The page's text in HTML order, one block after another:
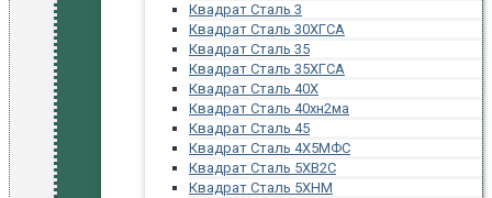
Квадрат Сталь 3
Квадрат Сталь 30ХГСА
Квадрат Сталь 35
Квадрат Сталь 35ХГСА
Квадрат Сталь 40Х
Квадрат Сталь 40хн2ма
Квадрат Сталь 45
Квадрат Сталь 4Х5МФС
Квадрат Сталь 5ХВ2С
Квадрат Сталь 5ХНМ